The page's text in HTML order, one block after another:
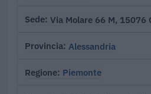
Sede Via Molare 66 M, 15076
Provincia Alessandria
Regione Piemonte